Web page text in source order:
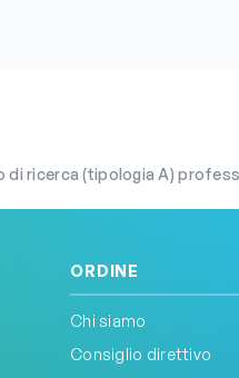
ricerca (tipologia A)
ORDINE
Chi siamo
Consiglio direttivo